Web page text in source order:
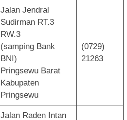
Jalan Jendral
Sudirman RT.3
RW.3
(samping Bank
BNI)
Pringsewu Barat
Kabupaten
Pringsewu
(0729)
21263
Jalan Raden Intan